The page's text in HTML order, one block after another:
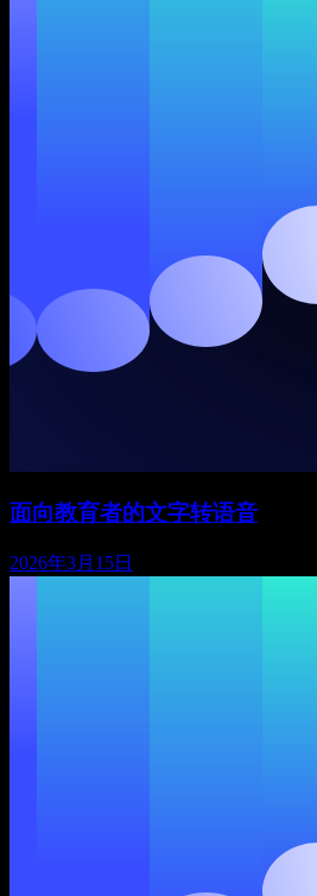
面向教育者的文字转语音
2026年3月15日